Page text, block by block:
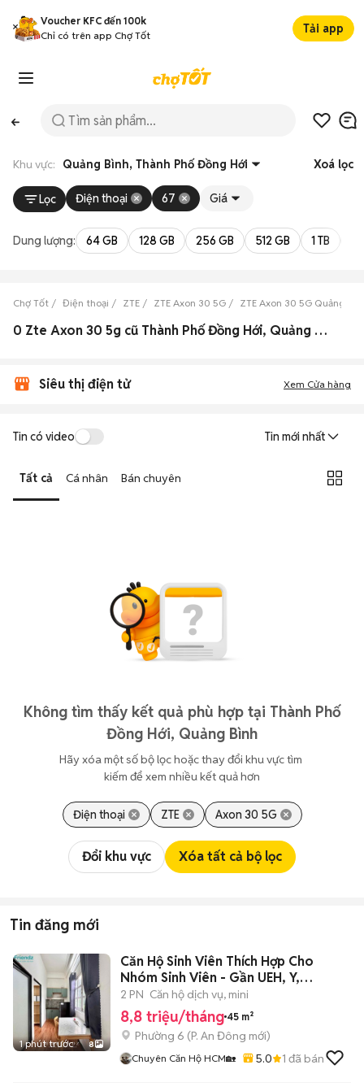
Voucher KFC đến 100k
Chỉ có trên app Chợ Tốt
Tải app
Khu vực: Quảng Bình, Thành Phố Đồng Hới Xoá lọc
Lọc Điện thoại 67 Giá
Dung lượng: 64 GB 128 GB 256 GB 512 GB 1 TB
Chợ Tốt Điện thoại ZTE ZTE Axon 30 5G ZTE Axon 30 5G Quảng
0 Zte Axon 30 5g cũ Thành Phố Đồng Hới, Quảng Bình đẹp
Siêu thị điện tử Xem Cửa hàng
Tin có video Tin mới nhất
Tất cả Cá nhân Bán chuyên
Không tìm thấy kết quả phù hợp tại Thành Phố
Đồng Hới, Quảng Bình
Hãy xóa một số bộ lọc hoặc thay đổi khu vực tìm
kiếm để xem nhiều kết quả hơn
Điện thoại ZTE Axon 30 5G
Đổi khu vực Xóa tất cả bộ lọc
Tin đăng mới
1 phút trước 8
Căn Hộ Sinh Viên Thích Hợp Cho
Nhóm Sinh Viên - Gần UEH, Y,
SGU,KHTN
2 PN Căn hộ dịch vụ, mini
8,8 triệu/tháng 45 m²
Phường 6 (P. An Đông mới)
Chuyên Căn Hộ HCM🏡 5.0 1 đã bán